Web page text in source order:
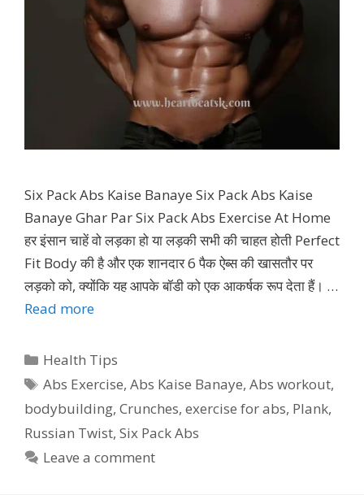
Six Pack Abs Kaise Banaye Six Pack Abs Kaise
Banaye Ghar Par Six Pack Abs Exercise At Home
हर इंसान चाहें वो लड़का हो या लड़की सभी की चाहत होती Perfect
Fit Body की है और एक शानदार 6 पैक ऐब्स की खासतौर पर
लड़को को, क्योंकि यह आपके बॉडी को एक आकर्षक रूप देता हैं। …
Read more
Categories
Health Tips
Tags
Abs Exercise,Abs Kaise Banaye,Abs workout,
bodybuilding, Crunches, exercise for abs, Plank,
Russian Twist, Six Pack Abs
Leave a comment